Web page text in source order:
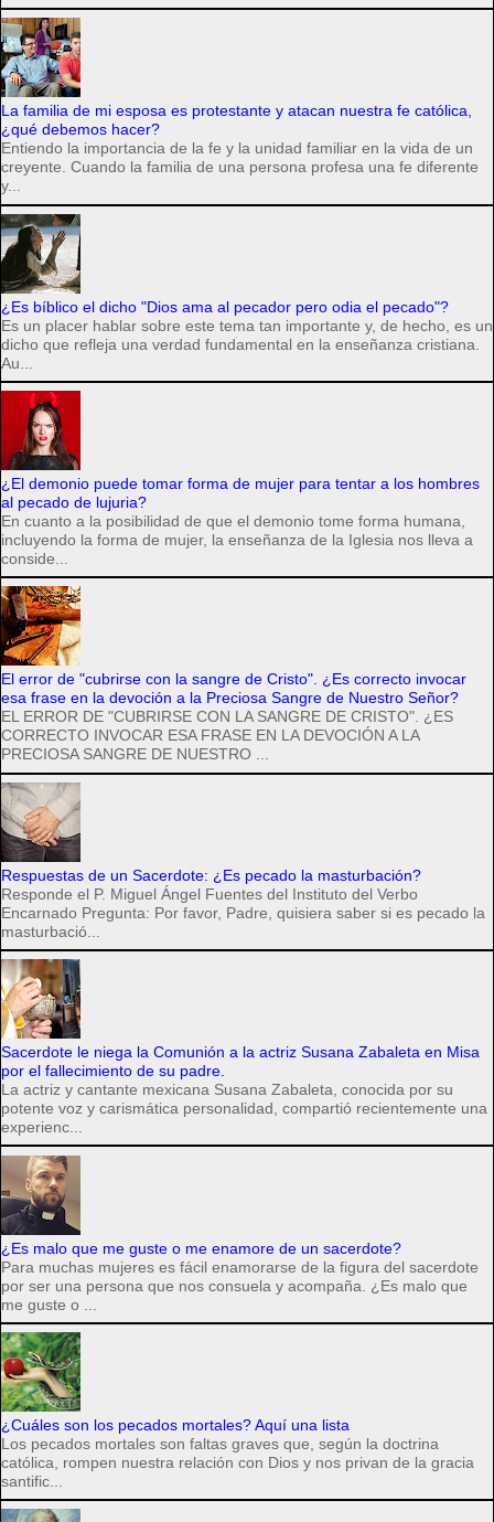
La familia de mi esposa es protestante y atacan nuestra fe católica,
¿qué debemos hacer?
Entiendo la importancia de la fe y la unidad familiar en la vida de un
creyente. Cuando la familia de una persona profesa una fe diferente
y...
¿Es bíblico el dicho "Dios ama al pecador pero odia el pecado"?
Es un placer hablar sobre este tema tan importante y, de hecho, es un
dicho que refleja una verdad fundamental en la enseñanza cristiana.
Au...
¿El demonio puede tomar forma de mujer para tentar a los hombres
al pecado de lujuria?
En cuanto a la posibilidad de que el demonio tome forma humana,
incluyendo la forma de mujer, la enseñanza de la Iglesia nos lleva a
conside...
El error de "cubrirse con la sangre de Cristo". ¿Es correcto invocar
esa frase en la devoción a la Preciosa Sangre de Nuestro Señor?
EL ERROR DE "CUBRIRSE CON LA SANGRE DE CRISTO". ¿ES
CORRECTO INVOCAR ESA FRASE EN LA DEVOCIÓN A LA
PRECIOSA SANGRE DE NUESTRO ...
Respuestas de un Sacerdote: ¿Es pecado la masturbación?
Responde el P. Miguel Ángel Fuentes del Instituto del Verbo
Encarnado Pregunta: Por favor, Padre, quisiera saber si es pecado la
masturbació...
Sacerdote le niega la Comunión a la actriz Susana Zabaleta en Misa
por el fallecimiento de su padre.
La actriz y cantante mexicana Susana Zabaleta, conocida por su
potente voz y carismática personalidad, compartió recientemente una
experienc...
¿Es malo que me guste o me enamore de un sacerdote?
Para muchas mujeres es fácil enamorarse de la figura del sacerdote
por ser una persona que nos consuela y acompaña. ¿Es malo que
me guste o ...
¿Cuáles son los pecados mortales? Aquí una lista
Los pecados mortales son faltas graves que, según la doctrina
católica, rompen nuestra relación con Dios y nos privan de la gracia
santific...